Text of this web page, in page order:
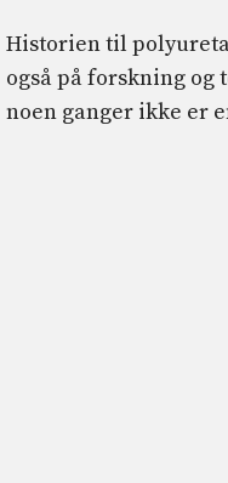
Historien til
også på forskning og
noen ganger ikke er